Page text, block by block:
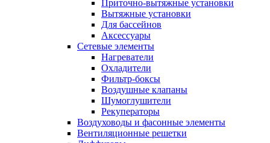
Приточно-вытяжные установки
Вытяжные установки
Для бассейнов
Аксессуары
Сетевые элементы
Нагреватели
Охладители
Фильтр-боксы
Воздушные клапаны
Шумоглушители
Рекуператоры
Воздуховоды и фасонные элементы
Вентиляционные решетки